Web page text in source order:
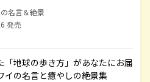
名言＆絶景
発売
地球の歩き方」があなたにお届
イの名言と癒やしの絶景集